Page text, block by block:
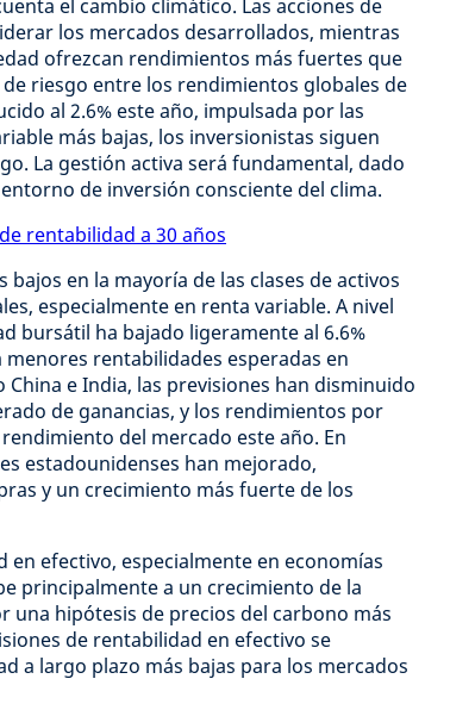
el cambio climático. Las acciones de
los mercados desarrollados, mientras
ofrezcan rendimientos más fuertes que
riesgo entre los rendimientos globales de
al 2.6% este año, impulsada por las
más bajas, los inversionistas siguen
La gestión activa será fundamental, dado
de inversión consciente del clima.
rentabilidad a 30 años
en la mayoría de las clases de activos
especialmente en renta variable. A nivel
bursátil ha bajado ligeramente al 6.6%
rentabilidades esperadas en
e India, las previsiones han disminuido
de ganancias, y los rendimientos por
del mercado este año. En
estadounidenses han mejorado,
y un crecimiento más fuerte de los
efectivo, especialmente en economías
principalmente a un crecimiento de la
hipótesis de precios del carbono más
de rentabilidad en efectivo se
a largo plazo más bajas para los mercados